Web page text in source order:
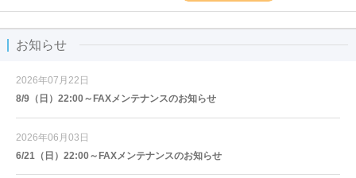
お知らせ
2026年07月22日
8/9（日）22:00～FAXメンテナンスのお知らせ
2026年06月03日
6/21（日）22:00～FAXメンテナンスのお知らせ